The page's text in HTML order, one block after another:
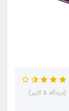
(دیدگاه 5 کاربر)